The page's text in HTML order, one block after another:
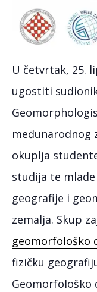
U četvrtak, 25.
ugostiti
međunarodnog
okuplja
studija te
geografije i
zemalja. Skup
geomorfološko
fizičku
Geomorfološko